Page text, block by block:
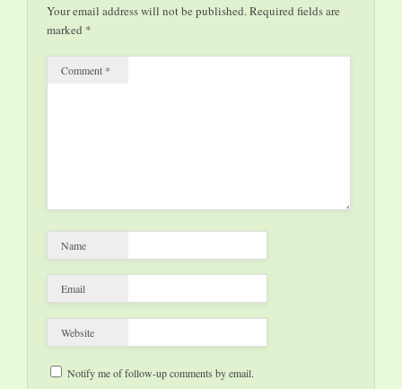
Your email address will not be published.Required fields are
marked *
Comment *
Name
Email
Website
Notify me of follow-up comments by email.